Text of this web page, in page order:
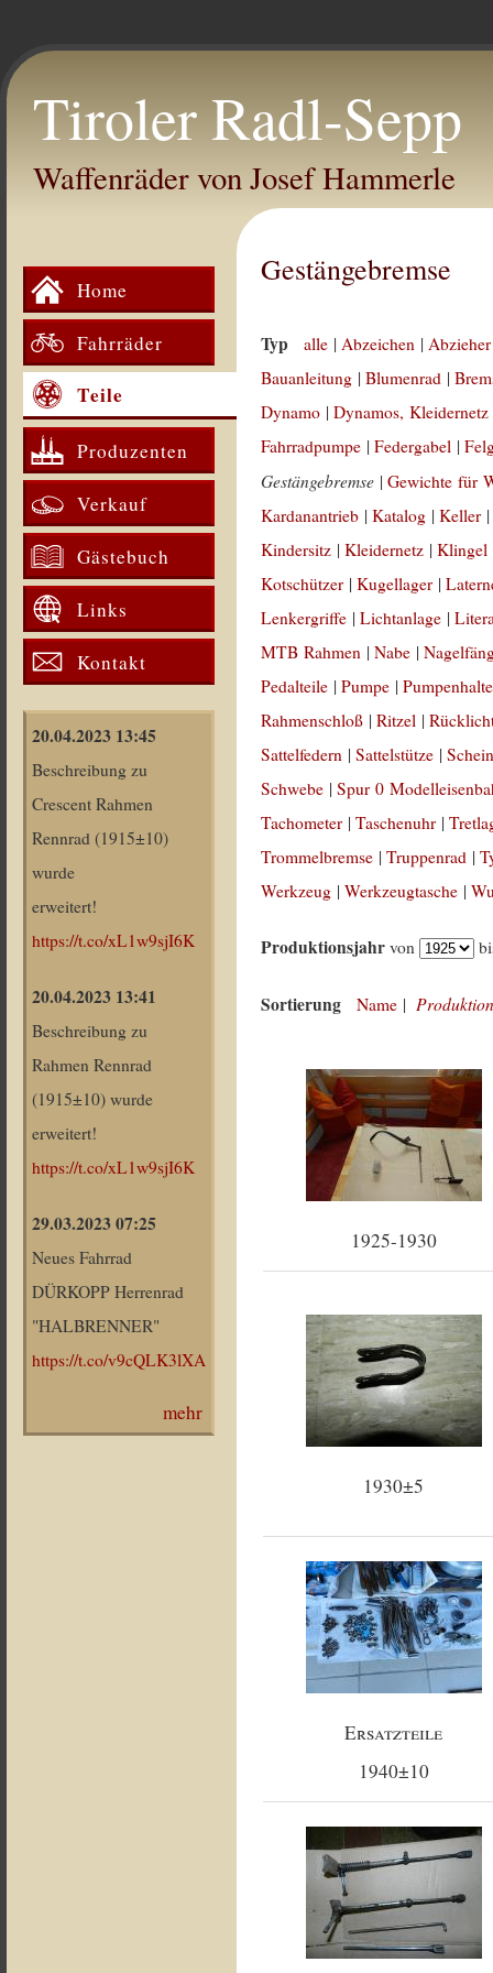
Tiroler Radl-Sepp
Waffenräder von Josef Hammerle
Home
Fahrräder
Teile
Produzenten
Verkauf
Gästebuch
Links
Kontakt
20.04.2023 13:45
Beschreibung zu
Crescent Rahmen
Rennrad (1915±10)
wurde
erweitert!
https://t.co/xL1w9sjI6K
20.04.2023 13:41
Beschreibung zu
Rahmen Rennrad
(1915±10) wurde
erweitert!
https://t.co/xL1w9sjI6K
29.03.2023 07:25
Neues Fahrrad
DÜRKOPP Herrenrad
"HALBRENNER"
https://t.co/v9cQLK3lXA
mehr
Gestängebremse
Typ alle |Abzeichen |
Bauanleitung |Blumenrad |
Dynamo |Dynamos, Kleidernetz
Fahrradpumpe |Federgabel |
Gestängebremse |Gewichte für
Kardanantrieb |Katalog |Keller
Kindersitz |Kleidernetz |Klingel
Kotschützer |Kugellager |
Lenkergriffe |Lichtanlage |
MTB Rahmen |Nabe |
Pedalteile |Pumpe |
Rahmenschloß |Ritzel |
Sattelfedern |Sattelstütze |
Schwebe |Spur 0
Tachometer |Taschenuhr |
Trommelbremse |Truppenrad |
Werkzeug |Werkzeugtasche |
Produktionsjahr von
Sortierung Name |
1925-1930
1930±5
Ersatzteile
1940±10